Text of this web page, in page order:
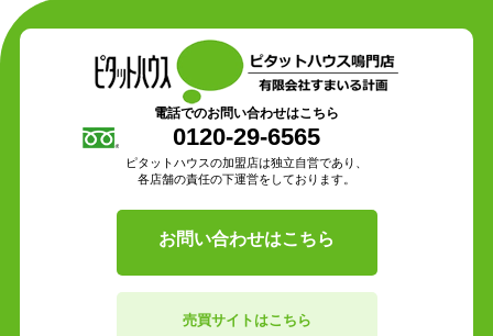
電話でのお問い合わせはこちら
0120-29-6565
ピタットハウスの加盟店は独立自営であり、
各店舗の責任の下運営をしております。
お問い合わせはこちら
売買サイトはこちら